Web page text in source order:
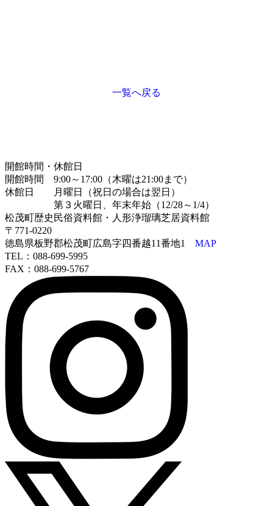
一覧へ戻る
開館時間・休館日
開館時間 9:00～17:00（木曜は21:00まで）
休館日 月曜日（祝日の場合は翌日）
第３火曜日、年末年始（12/28～1/4）
松茂町歴史民俗資料館・人形浄瑠璃芝居資料館
〒771-0220
徳島県板野郡松茂町広島字四番越11番地1 MAP
TEL：088-699-5995
FAX：088-699-5767